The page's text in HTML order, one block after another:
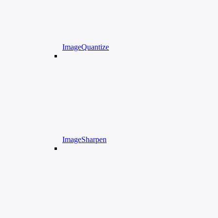
ImageQuantize
ImageSharpen